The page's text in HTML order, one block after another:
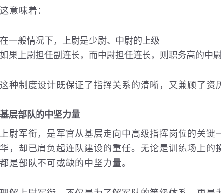
这意味着：
在一般情况下，上尉是少尉、中尉的上级
如果上尉担任副连长，而中尉担任连长，则职务高的中
这种制度设计既保证了指挥关系的清晰，又兼顾了资
基层部队的中坚力量
上尉军衔，是军官从基层走向中高级指挥岗位的关
华，却已肩负起连队建设的重任。无论是训练场上
都是部队不可或缺的中坚力量。